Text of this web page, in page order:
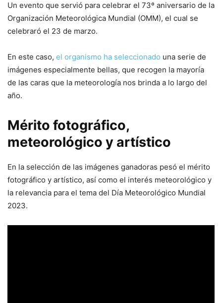
Un evento que servió para celebrar el 73º aniversario de la
Organización Meteorológica Mundial (OMM), el cual se
celebraró el 23 de marzo.
En este caso, el organismo ha seleccionado una serie de
imágenes especialmente bellas, que recogen la mayoría
de las caras que la meteorología nos brinda a lo largo del
año.
Mérito fotográfico,
meteorológico y artístico
En la selección de las imágenes ganadoras pesó el mérito
fotográfico y artístico, así como el interés meteorológico y
la relevancia para el tema del Día Meteorológico Mundial
2023.